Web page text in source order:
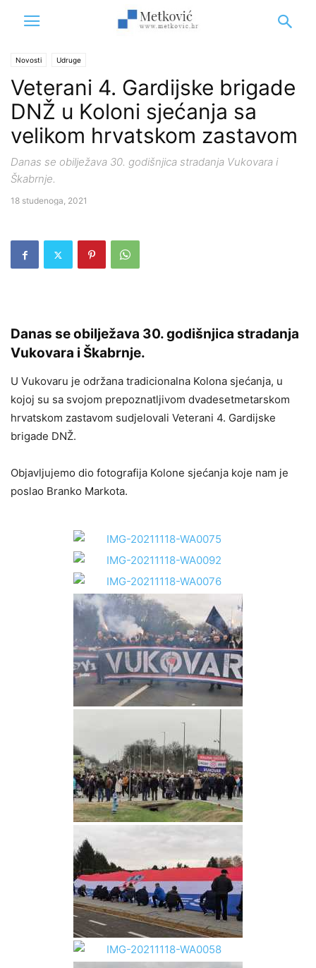
Novosti Udruge
Veterani 4. Gardijske brigade
DNŽ u Koloni sjećanja sa
velikom hrvatskom zastavom
Danas se obilježava 30. godišnjica stradanja Vukovara i
Škabrnje.
18 studenoga, 2021
Danas se obilježava 30. godišnjica stradanja
Vukovara i Škabrnje.
U Vukovaru je održana tradicionalna Kolona sjećanja, u
kojoj su sa svojom prepoznatljivom dvadesetmetarskom
hrvatskom zastavom sudjelovali Veterani 4. Gardijske
brigade DNŽ.
Objavljujemo dio fotografija Kolone sjećanja koje nam je
poslao Branko Markota.